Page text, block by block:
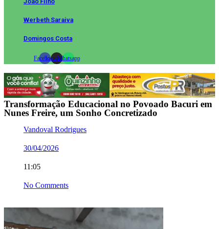
Werbeth Saraiva
Domingos Costa
FacebookInstagramWhatsapp
Transformação Educacional no Povoado Bacuri em
Nunes Freire, um Sonho Concretizado
Vandoval Rodrigues
30/04/2026
11:05
No Comments